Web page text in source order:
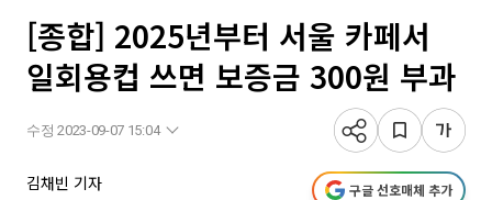
[종합] 2025년부터 서울 카페서
일회용컵 쓰면 보증금 300원 부과
수정 2023-09-07 15:04
김채빈 기자 구글 선호매체 추가